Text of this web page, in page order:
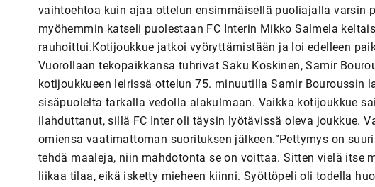
vaihtoehtoa kuin ajaa ottelun ensimmäisellä puoliajalla varsin
myöhemmin katseli puolestaan FC Interin Mikko Salmela
rauhoittui.Kotijoukkue jatkoi vyöryttämistään ja loi edelleen
Vuorollaan tekopaikkansa tuhrivat Saku Koskinen, Samir
kotijoukkueen leirissä ottelun 75. minuutilla Samir Bouroussin
sisäpuolelta tarkalla vedolla alakulmaan. Vaikka kotijoukkue
ilahduttanut, sillä FC Inter oli täysin lyötävissä oleva joukkue.
omiensa vaatimattoman suorituksen jälkeen.”Pettymys on
tehdä maaleja, niin mahdotonta se on voittaa. Sitten vielä itse
liikaa tilaa, eikä isketty mieheen kiinni. Syöttöpeli oli todella